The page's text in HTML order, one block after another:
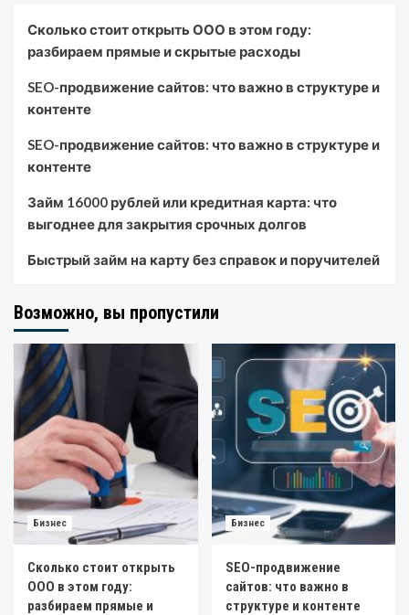
Сколько стоит открыть ООО в этом году:
разбираем прямые и скрытые расходы
SEO-продвижение сайтов: что важно в структуре и
контенте
SEO-продвижение сайтов: что важно в структуре и
контенте
Займ 16000 рублей или кредитная карта: что
выгоднее для закрытия срочных долгов
Быстрый займ на карту без справок и поручителей
Возможно, вы пропустили
Бизнес
Сколько стоит открыть
ООО в этом году:
разбираем прямые и
Бизнес
SEO-продвижение
сайтов: что важно в
структуре и контенте